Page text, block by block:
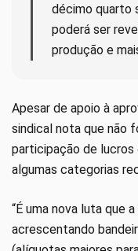
décimo quarto
poderá ser
produção e
Apesar de apoio à
sindical nota que não
participação de lucros
algumas categorias
“É uma nova luta que
acrescentando